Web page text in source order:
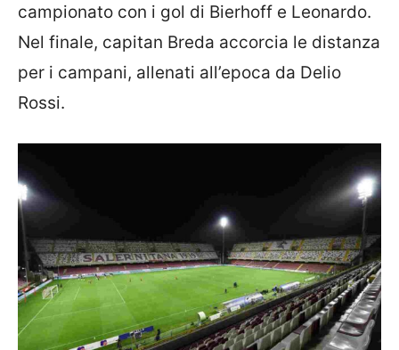
campionato con i gol di Bierhoff e Leonardo.
Nel finale, capitan Breda accorcia le distanza
per i campani, allenati all’epoca da Delio
Rossi.